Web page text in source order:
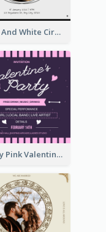
Black And White Circle Photo Thanksgiving Dinner Invitation
Lovely Pink Valentine Celebration Invitation Design Ideas